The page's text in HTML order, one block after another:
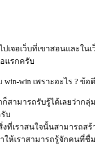
ปเจอเว็บที่เขาสอนและใน
แรกครับ
win-win เพราะอะไร ? ข้อ
สามารถรับรู้ได้เลยว่า
บ
เราสนใจนั้นสามารถสร้
ให้เราสามารถรู้จักคนที่ชื่